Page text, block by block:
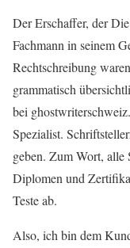
Der Erschaffer, der
Fachmann in seinem
Rechtschreibung
grammatisch
bei
Spezialist.
geben. Zum Wort, alle
Diplomen und
Teste ab.
Also, ich bin dem